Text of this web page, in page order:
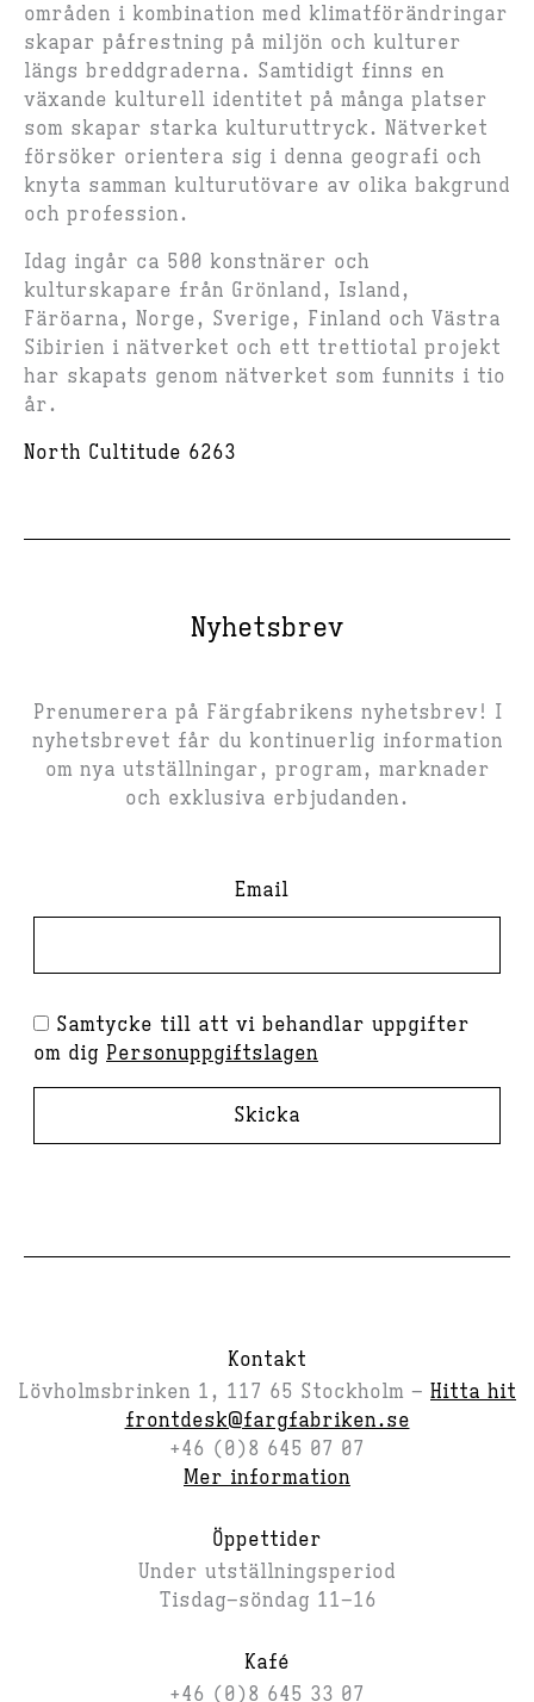
områden i kombination med klimatförändringar
skapar påfrestning på miljön och kulturer
längs breddgraderna. Samtidigt finns en
växande kulturell identitet på många platser
som skapar starka kulturuttryck. Nätverket
försöker orientera sig i denna geografi och
knyta samman kulturutövare av olika bakgrund
och profession.
Idag ingår ca 500 konstnärer och
kulturskapare från Grönland, Island,
Färöarna, Norge, Sverige, Finland och Västra
Sibirien i nätverket och ett trettiotal projekt
har skapats genom nätverket som funnits i tio
år.
North Cultitude 6263
Nyhetsbrev
Prenumerera på Färgfabrikens nyhetsbrev! I
nyhetsbrevet får du kontinuerlig information
om nya utställningar, program, marknader
och exklusiva erbjudanden.
Email
Samtycke till att vi behandlar uppgifter
om dig Personuppgiftslagen
Skicka
Kontakt
Lövholmsbrinken 1, 117 65 Stockholm – Hitta hit
frontdesk@fargfabriken.se
+46 (0)8 645 07 07
Mer information
Öppettider
Under utställningsperiod
Tisdag–söndag 11–16
Kafé
+46 (0)8 645 33 07